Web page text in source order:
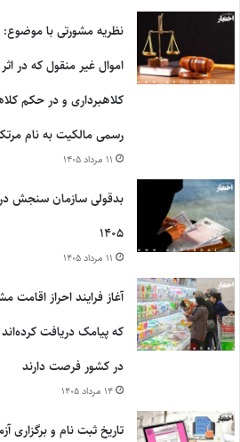
نظریه مشورتی با موضوع:
اموال غیر منقول که در
کلاهبرداری و در حکم
رسمی مالکیت به نام
۱۱ مرداد ۱۴۰۵
بدقولی سازمان سنجش در
۱۴۰۵
۱۱ مرداد ۱۴۰۵
آغاز فرایند احراز اقامت
که پیامک دریافت
در کشور فرصت دارند
۱۴ مرداد ۱۴۰۵
تاریخ ثبت نام و برگزاری